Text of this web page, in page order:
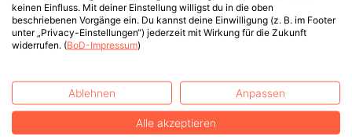
keinen Einfluss. Mit deiner Einstellung willigst du in die oben
beschriebenen Vorgänge ein. Du kannst deine Einwilligung (z. B. im Footer
unter „Privacy-Einstellungen“) jederzeit mit Wirkung für die Zukunft
widerrufen. (BoD-Impressum)
Ablehnen Anpassen
Alle akzeptieren